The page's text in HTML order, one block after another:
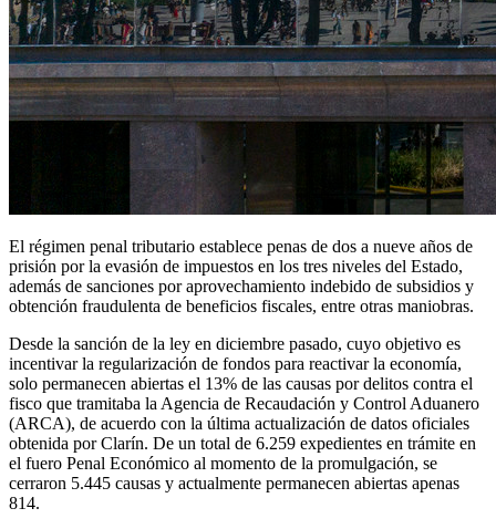
El régimen penal tributario establece penas de dos a nueve años de
prisión por la evasión de impuestos en los tres niveles del Estado,
además de sanciones por aprovechamiento indebido de subsidios y
obtención fraudulenta de beneficios fiscales, entre otras maniobras.
Desde la sanción de la ley en diciembre pasado, cuyo objetivo es
incentivar la regularización de fondos para reactivar la economía,
solo permanecen abiertas el 13% de las causas por delitos contra el
fisco que tramitaba la Agencia de Recaudación y Control Aduanero
(ARCA), de acuerdo con la última actualización de datos oficiales
obtenida por Clarín. De un total de 6.259 expedientes en trámite en
el fuero Penal Económico al momento de la promulgación, se
cerraron 5.445 causas y actualmente permanecen abiertas apenas
814.